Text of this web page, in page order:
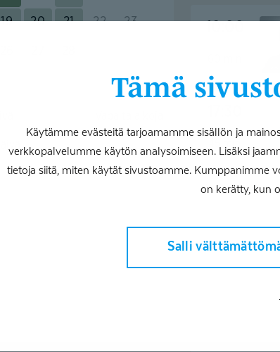
Tämä
Käytämme evästeitä tarjoamamme sisällön ja
verkkopalvelumme käytön analysoimiseen. Lisäksi
tietoja siitä, miten käytät sivustoamme. Kumppanimme
on kerätty, kun
Salli
19 20 21 22 23